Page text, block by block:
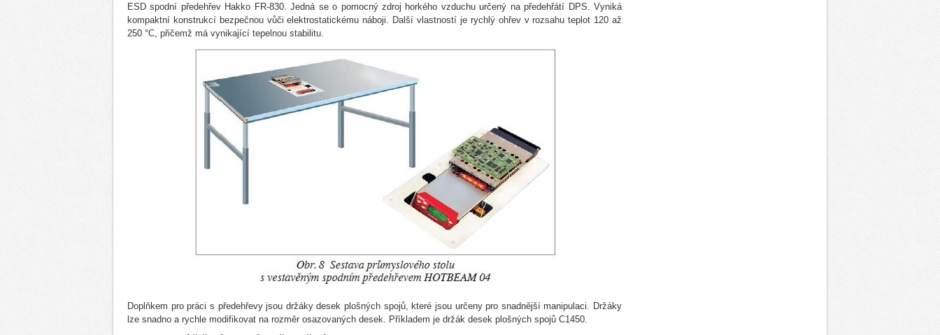
ESD spodní předehřev Hakko FR-830. Jedná se o pomocný zdroj horkého vzduchu určený na předehřátí DPS. Vyniká
kompaktní konstrukcí bezpečnou vůči elektrostatickému náboji. Další vlastností je rychlý ohřev v rozsahu teplot 120 až
250 °C, přičemž má vynikající tepelnou stabilitu.
Doplňkem pro práci s předehřevy jsou držáky desek plošných spojů, které jsou určeny pro snadnější manipulaci. Držáky
lze snadno a rychle modifikovat na rozměr osazovaných desek. Příkladem je držák desek plošných spojů C1450.